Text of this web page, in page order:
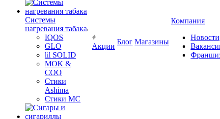
Системы
нагревания табака
IQOS
GLO
lil SOLID
MOK &
COO
Стики
Ashima
Стики MC
Акции
Блог Магазины
Компания
Новости